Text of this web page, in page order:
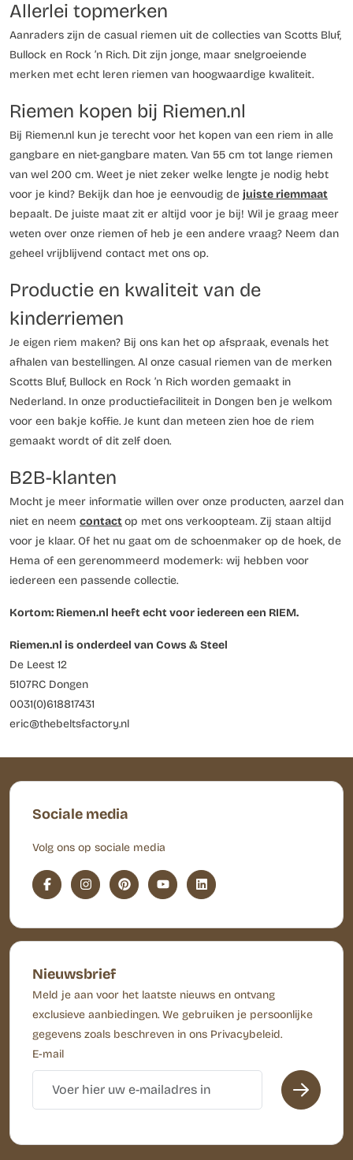
Allerlei topmerken
Aanraders zijn de casual riemen uit de collecties van Scotts Bluf,
Bullock en Rock ’n Rich. Dit zijn jonge, maar snelgroeiende
merken met echt leren riemen van hoogwaardige kwaliteit.
Riemen kopen bij Riemen.nl
Bij Riemen.nl kun je terecht voor het kopen van een riem in alle
gangbare en niet-gangbare maten. Van 55 cm tot lange riemen
van wel 200 cm. Weet je niet zeker welke lengte je nodig hebt
voor je kind? Bekijk dan hoe je eenvoudig de juiste riemmaat
bepaalt. De juiste maat zit er altijd voor je bij! Wil je graag meer
weten over onze riemen of heb je een andere vraag? Neem dan
geheel vrijblijvend contact met ons op.
Productie en kwaliteit van de
kinderriemen
Je eigen riem maken? Bij ons kan het op afspraak, evenals het
afhalen van bestellingen. Al onze casual riemen van de merken
Scotts Bluf, Bullock en Rock ’n Rich worden gemaakt in
Nederland. In onze productiefaciliteit in Dongen ben je welkom
voor een bakje koffie. Je kunt dan meteen zien hoe de riem
gemaakt wordt of dit zelf doen.
B2B-klanten
Mocht je meer informatie willen over onze producten, aarzel dan
niet en neem contact op met ons verkoopteam. Zij staan altijd
voor je klaar. Of het nu gaat om de schoenmaker op de hoek, de
Hema of een gerenommeerd modemerk: wij hebben voor
iedereen een passende collectie.
Kortom: Riemen.nl heeft echt voor iedereen een RIEM.
Riemen.nl is onderdeel van Cows & Steel
De Leest 12
5107RC Dongen
0031(0)618817431
eric@thebeltsfactory.nl
Sociale media
Volg ons op sociale media
Nieuwsbrief
Meld je aan voor het laatste nieuws en ontvang
exclusieve aanbiedingen. We gebruiken je persoonlijke
gegevens zoals beschreven in ons Privacybeleid.
E-mail